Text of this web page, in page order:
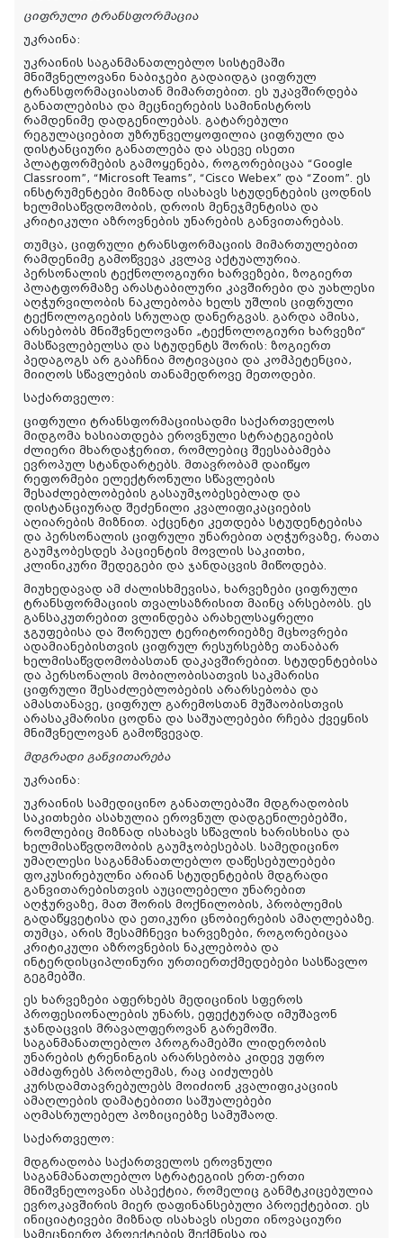
ციფრული ტრანსფორმაცია
უკრაინა:
უკრაინის საგანმანათლებლო სისტემაში
მნიშვნელოვანი ნაბიჯები გადაიდგა ციფრულ
ტრანსფორმაციასთან მიმართებით. ეს უკავშირდება
განათლებისა და მეცნიერების სამინისტროს
რამდენიმე დადგენილებას. გატარებული
რეგულაციებით უზრუნველყოფილია ციფრული და
დისტანციური განათლება და ასევე ისეთი
პლატფორმების გამოყენება, როგორებიცაა “Google
Classroom”, “Microsoft Teams”, “Cisco Webex” და “Zoom”. ეს
ინსტრუმენტები მიზნად ისახავს სტუდენტების ცოდნის
ხელმისაწვდომობის, დროის მენეჯმენტისა და
კრიტიკული აზროვნების უნარების განვითარებას.
თუმცა, ციფრული ტრანსფორმაციის მიმართულებით
რამდენიმე გამოწვევა კვლავ აქტუალურია.
პერსონალის ტექნოლოგიური ხარვეზები, ზოგიერთ
პლატფორმაზე არასტაბილური კავშირები და უახლესი
აღჭურვილობის ნაკლებობა ხელს უშლის ციფრული
ტექნოლოგიების სრულად დანერგვას. გარდა ამისა,
არსებობს მნიშვნელოვანი „ტექნოლოგიური ხარვეზი“
მასწავლებელსა და სტუდენტს შორის: ზოგიერთ
პედაგოგს არ გააჩნია მოტივაცია და კომპეტენცია,
მიიღოს სწავლების თანამედროვე მეთოდები.
საქართველო:
ციფრული ტრანსფორმაციისადმი საქართველოს
მიდგომა ხასიათდება ეროვნული სტრატეგიების
ძლიერი მხარდაჭერით, რომლებიც შეესაბამება
ევროპულ სტანდარტებს. მთავრობამ დაიწყო
რეფორმები ელექტრონული სწავლების
შესაძლებლობების გასაუმჯობესებლად და
დისტანციურად შეძენილი კვალიფიკაციების
აღიარების მიზნით. აქცენტი კეთდება სტუდენტებისა
და პერსონალის ციფრული უნარებით აღჭურვაზე, რათა
გაუმჯობესდეს პაციენტის მოვლის საკითხი,
კლინიკური შედეგები და ჯანდაცვის მიწოდება.
მიუხედავად ამ ძალისხმევისა, ხარვეზები ციფრული
ტრანსფორმაციის თვალსაზრისით მაინც არსებობს. ეს
განსაკუთრებით ვლინდება არახელსაყრელი
ჯგუფებისა და შორეულ ტერიტორიებზე მცხოვრები
ადამიანებისთვის ციფრულ რესურსებზე თანაბარ
ხელმისაწვდომობასთან დაკავშირებით. სტუდენტებისა
და პერსონალის მობილობისათვის საკმარისი
ციფრული შესაძლებლობების არარსებობა და
ამასთანავე, ციფრულ გარემოსთან მუშაობისთვის
არასაკმარისი ცოდნა და საშუალებები რჩება ქვეყნის
მნიშვნელოვან გამოწვევად.
მდგრადი განვითარება
უკრაინა:
უკრაინის სამედიცინო განათლებაში მდგრადობის
საკითხები ასახულია ეროვნულ დადგენილებებში,
რომლებიც მიზნად ისახავს სწავლის ხარისხისა და
ხელმისაწვდომობის გაუმჯობესებას. სამედიცინო
უმაღლესი საგანმანათლებლო დაწესებულებები
ფოკუსირებულნი არიან სტუდენტების მდგრადი
განვითარებისთვის აუცილებელი უნარებით
აღჭურვაზე, მათ შორის მოქნილობის, პრობლემის
გადაწყვეტისა და ეთიკური ცნობიერების ამაღლებაზე.
თუმცა, არის შესამჩნევი ხარვეზები, როგორებიცაა
კრიტიკული აზროვნების ნაკლებობა და
ინტერდისციპლინური ურთიერთქმედებები სასწავლო
გეგმებში.
ეს ხარვეზები აფერხებს მედიცინის სფეროს
პროფესიონალების უნარს, ეფექტურად იმუშავონ
ჯანდაცვის მრავალფეროვან გარემოში.
საგანმანათლებლო პროგრამებში ლიდერობის
უნარების ტრენინგის არარსებობა კიდევ უფრო
ამძაფრებს პრობლემას, რაც აიძულებს
კურსდამთავრებულებს მოიძიონ კვალიფიკაციის
ამაღლების დამატებითი საშუალებები
აღმასრულებელ პოზიციებზე სამუშაოდ.
საქართველო:
მდგრადობა საქართველოს ეროვნული
საგანმანათლებლო სტრატეგიის ერთ-ერთი
მნიშვნელოვანი ასპექტია, რომელიც განმტკიცებულია
ევროკავშირის მიერ დაფინანსებული პროექტებით. ეს
ინიციატივები მიზნად ისახავს ისეთი ინოვაციური
სამეცნიერო პროექტების შექმნისა და